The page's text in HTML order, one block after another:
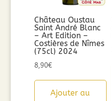
Château Oustau
Saint André Blanc
– Art Edition –
Costières de Nîmes
(75cl) 2024
8,90€
Ajouter au